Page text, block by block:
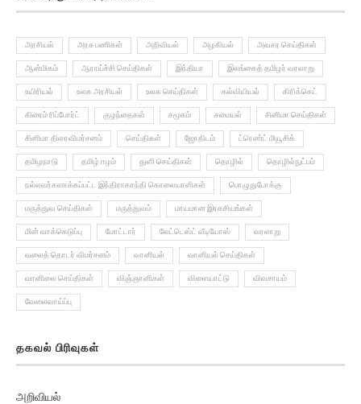
அரசியல் அரசு பணிகள் அறிவியல் அழகியல் அவசர செய்திகள்
ஆன்மிகம் ஆராய்ச்சி செய்திகள் இந்தியா இலங்கைத் தமிழர் வரலாறு
உயிரியல் உலக அரசியல் உலக செய்திகள் கல்வியியல் கிரிக்கெட்
கிரைம் ரிப்போர்ட் குழந்தைகள் சமூகம் சமையல் சினிமா செய்திகள்
சினிமா திரைவிமர்சனம் செய்திகள் ஜோதிடம் ட்ரெண்ட் மியூசிக்
தமிழநாடு தமிழ் ஈழம் துளி செய்திகள் தொழில் தொழில்நுட்பம்
நல்லவர்களாக்கப்பட்ட இந்திராகாந்தி கொலையாளிகள் பொழுதுபோக்கு
மருத்துவ செய்திகள் மருத்துவம் மாயமான இரகசியங்கள்
மின் வாக்கெடுப்பு மோட்டார் லேட்டெஸ்ட் வீடியோஸ் வரலாறு
வலைத் தொடர் விமர்சனம் வானியல் வானியல் செய்திகள்
வானிலை செய்திகள் விஞ்ஞானிகள் விளையாட்டு விவசாயம்
வேலைவாய்ப்பு
தகவல் பிரிவுகள்
அறிவியல்